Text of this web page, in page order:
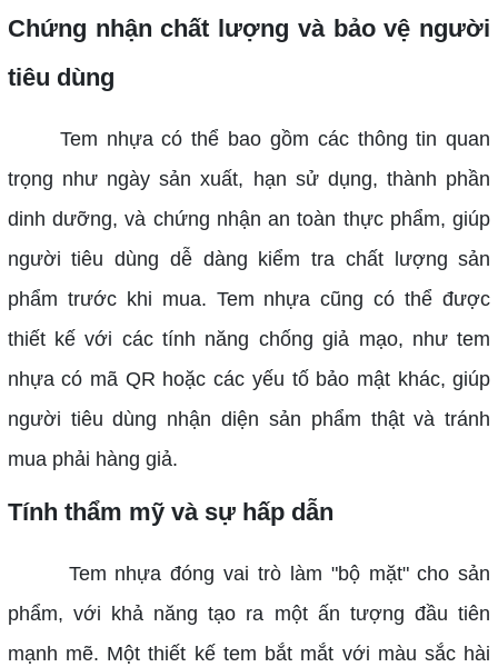
Chứng nhận chất lượng và bảo vệ người
tiêu dùng
Tem nhựa có thể bao gồm các thông tin quan
trọng như ngày sản xuất, hạn sử dụng, thành phần
dinh dưỡng, và chứng nhận an toàn thực phẩm, giúp
người tiêu dùng dễ dàng kiểm tra chất lượng sản
phẩm trước khi mua. Tem nhựa cũng có thể được
thiết kế với các tính năng chống giả mạo, như tem
nhựa có mã QR hoặc các yếu tố bảo mật khác, giúp
người tiêu dùng nhận diện sản phẩm thật và tránh
mua phải hàng giả.
Tính thẩm mỹ và sự hấp dẫn
Tem nhựa đóng vai trò làm "bộ mặt" cho sản
phẩm, với khả năng tạo ra một ấn tượng đầu tiên
mạnh mẽ. Một thiết kế tem bắt mắt với màu sắc hài